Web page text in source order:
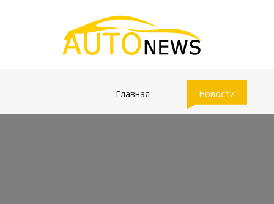
Главная Новости